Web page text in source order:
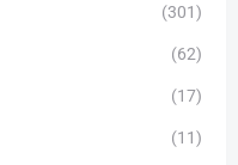
(301)
(62)
(17)
(11)